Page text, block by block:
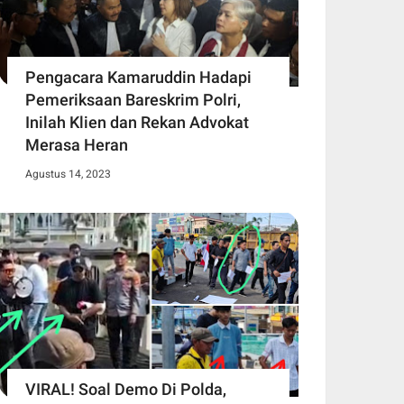
Pengacara Kamaruddin Hadapi
Pemeriksaan Bareskrim Polri,
Inilah Klien dan Rekan Advokat
Merasa Heran
Agustus 14, 2023
VIRAL! Soal Demo Di Polda,